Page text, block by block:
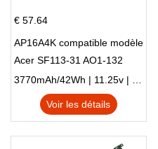
€ 57.64
AP16A4K compatible modèle
Acer SF113-31 AO1-132
NE132
3770mAh/42Wh | 11.25v | Li-ion ...
Voir les détails